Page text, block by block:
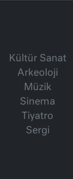
Kültür Sanat
Arkeoloji
Müzik
Sinema
Tiyatro
Sergi